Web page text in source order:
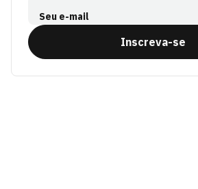
Seu e-mail
Inscreva-se